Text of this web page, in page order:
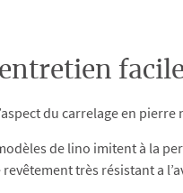
du carrelage en
de lino imitent à la
très résistant a